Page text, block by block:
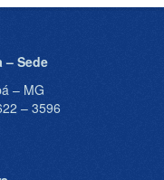
– Sede
– MG
– 3596